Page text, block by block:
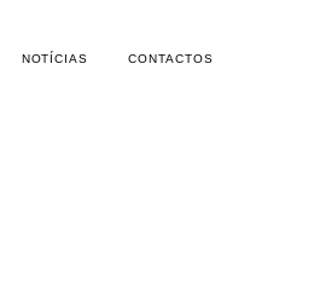
NOTÍCIAS CONTACTOS